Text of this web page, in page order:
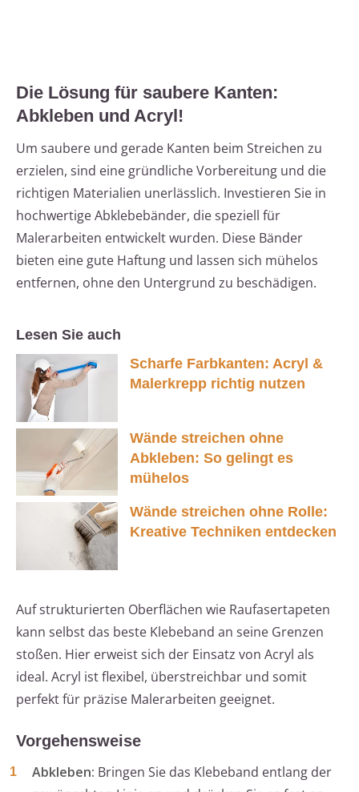
Die Lösung für saubere Kanten:
Abkleben und Acryl!
Um saubere und gerade Kanten beim Streichen zu
erzielen, sind eine gründliche Vorbereitung und die
richtigen Materialien unerlässlich. Investieren Sie in
hochwertige Abklebebänder, die speziell für
Malerarbeiten entwickelt wurden. Diese Bänder
bieten eine gute Haftung und lassen sich mühelos
entfernen, ohne den Untergrund zu beschädigen.
Lesen Sie auch
Scharfe Farbkanten: Acryl &
Malerkrepp richtig nutzen
Wände streichen ohne
Abkleben: So gelingt es
mühelos
Wände streichen ohne Rolle:
Kreative Techniken entdecken
Auf strukturierten Oberflächen wie Raufasertapeten
kann selbst das beste Klebeband an seine Grenzen
stoßen. Hier erweist sich der Einsatz von Acryl als
ideal. Acryl ist flexibel, überstreichbar und somit
perfekt für präzise Malerarbeiten geeignet.
Vorgehensweise
Abkleben: Bringen Sie das Klebeband entlang der